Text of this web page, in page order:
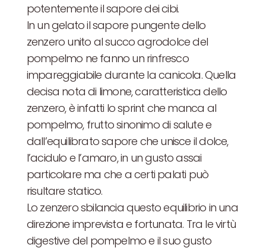
potentemente il sapore dei cibi.
In un gelato il sapore pungente dello
zenzero unito al succo agrodolce del
pompelmo ne fanno un rinfresco
impareggiabile durante la canicola. Quella
decisa nota di limone, caratteristica dello
zenzero, è infatti lo sprint che manca al
pompelmo, frutto sinonimo di salute e
dall’equilibrato sapore che unisce il dolce,
l’acidulo e l’amaro, in un gusto assai
particolare ma che a certi palati può
risultare statico.
Lo zenzero sbilancia questo equilibrio in una
direzione imprevista e fortunata. Tra le virtù
digestive del pompelmo e il suo gusto